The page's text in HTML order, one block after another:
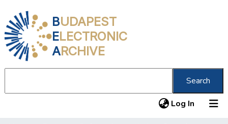
BUDAPEST
ELECTRONIC
ARCHIVE
Search
Log In (current)